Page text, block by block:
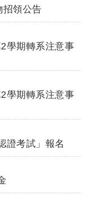
招領公告
學期轉系注意事
學期轉系注意事
證考試」報名